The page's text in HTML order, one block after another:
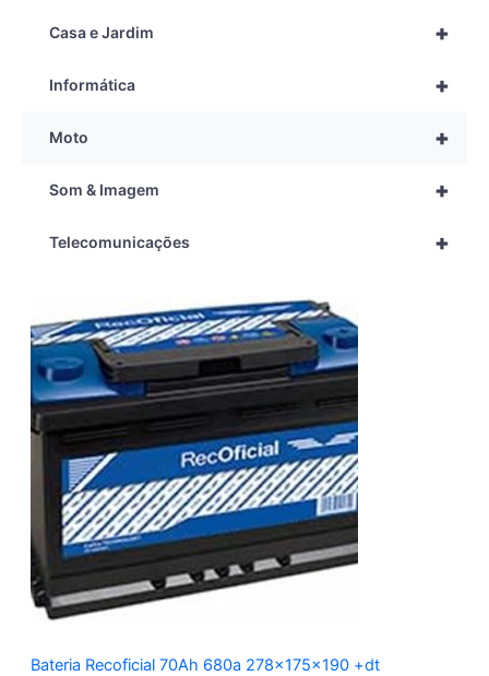
+
Casa e Jardim
+
Informática
+
Moto
+
Som & Imagem
+
Telecomunicações
Bateria Recoficial 70Ah 680a 278x175x190 +dt